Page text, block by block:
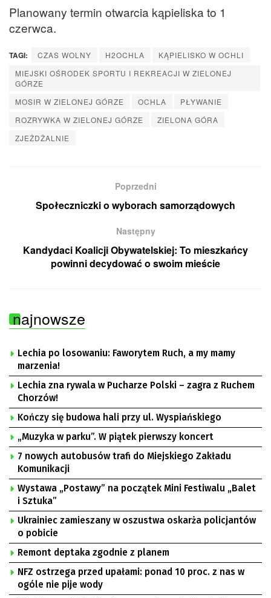
Planowany termin otwarcia kąpieliska to 1
czerwca.
TAGI: CZAS WOLNY H2OCHLA
KĄPIELISKO W OCHLI
MIEJSKI OŚRODEK SPORTU I REKREACJI W ZIELONEJ
GÓRZE
MOSIR W ZIELONEJ GÓRZE
OCHLA
PŁYWANIE
ROZRYWKA W ZIELONEJ GÓRZE
ZIELONA GÓRA
ZJEŻDŻALNIE
Poprzedni
Społeczniczki o wyborach samorządowych
Następny
Kandydaci Koalicji Obywatelskiej: To mieszkańcy
powinni decydować o swoim mieście
najnowsze
Lechia po losowaniu: Faworytem Ruch, a my mamy
marzenia!
Lechia zna rywala w Pucharze Polski – zagra z Ruchem
Chorzów!
Kończy się budowa hali przy ul. Wyspiańskiego
„Muzyka w parku”. W piątek pierwszy koncert
7 nowych autobusów trafi do Miejskiego Zakładu
Komunikacji
Wystawa „Postawy” na początek Mini Festiwalu „Balet
i Sztuka”
Ukrainiec zamieszany w oszustwa oskarża policjantów
o pobicie
Remont deptaka zgodnie z planem
NFZ ostrzega przed upałami: ponad 10 proc. z nas w
ogóle nie pije wody